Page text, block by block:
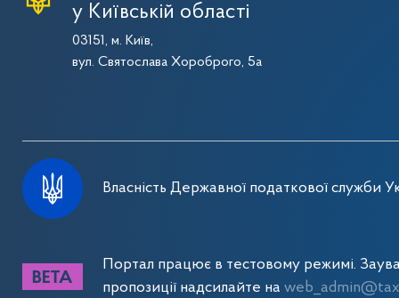
у Київській області
03151, м. Київ,
вул. Святослава Хороброго, 5а
Власність Державної податкової служби
Портал працює в тестовому режимі.
пропозиції надсилайте на